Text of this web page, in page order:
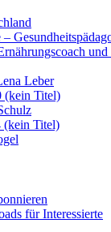
Leber
(kein Titel)
(kein Titel)
für Interessierte